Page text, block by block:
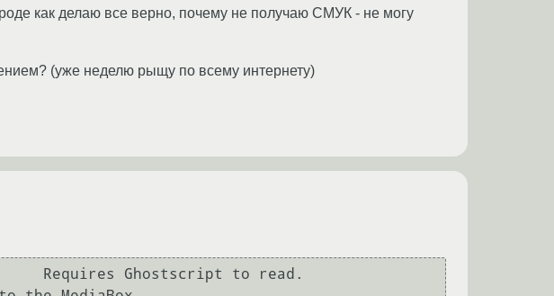
как делаю все верно, почему не получаю СМУК - не могу
(уже неделю рыщу по всему интернету)